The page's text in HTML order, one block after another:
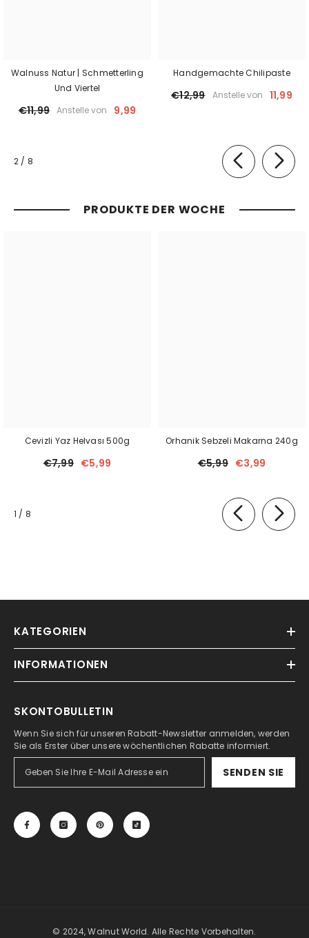
Walnuss Natur | Schmetterling
Und Viertel
€11,99 Anstelle von 9,99
Handgemachte Chilipaste
€12,99 Anstelle von 11,99
2 / von
8
PRODUKTE DER WOCHE
Cevizli Yaz Helvası 500g
€7,99 €5,99
Orhanik Sebzeli Makarna 240g
€5,99 €3,99
1 / von
8
KATEGORIEN
INFORMATIONEN
SKONTOBULLETIN
Wenn Sie sich für unseren Rabatt-Newsletter anmelden, werden
Sie als Erster über unsere wöchentlichen Rabatte informiert.
SENDEN SIE
© 2024, Walnut World. Alle Rechte Vorbehalten.